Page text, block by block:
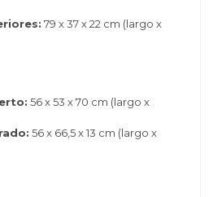
79 x 37 x 22 cm (largo x
56 x 53 x 70 cm (largo x
56 x 66,5 x 13 cm (largo x